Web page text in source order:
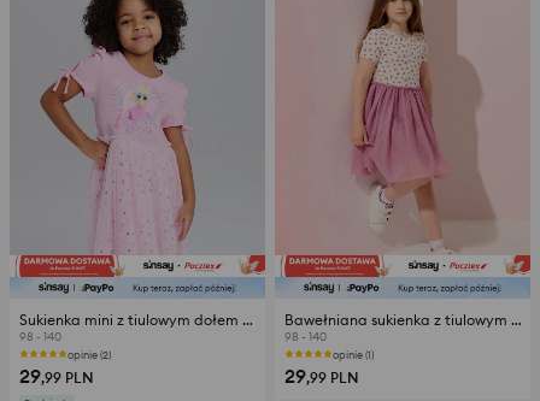
Sukienka mini z tiulowym dołem Barbie
98 - 140
opinie (2)
29,99 PLN
Bawełniana sukienka z tiulowym dołem
98 - 140
opinie (1)
29,99 PLN